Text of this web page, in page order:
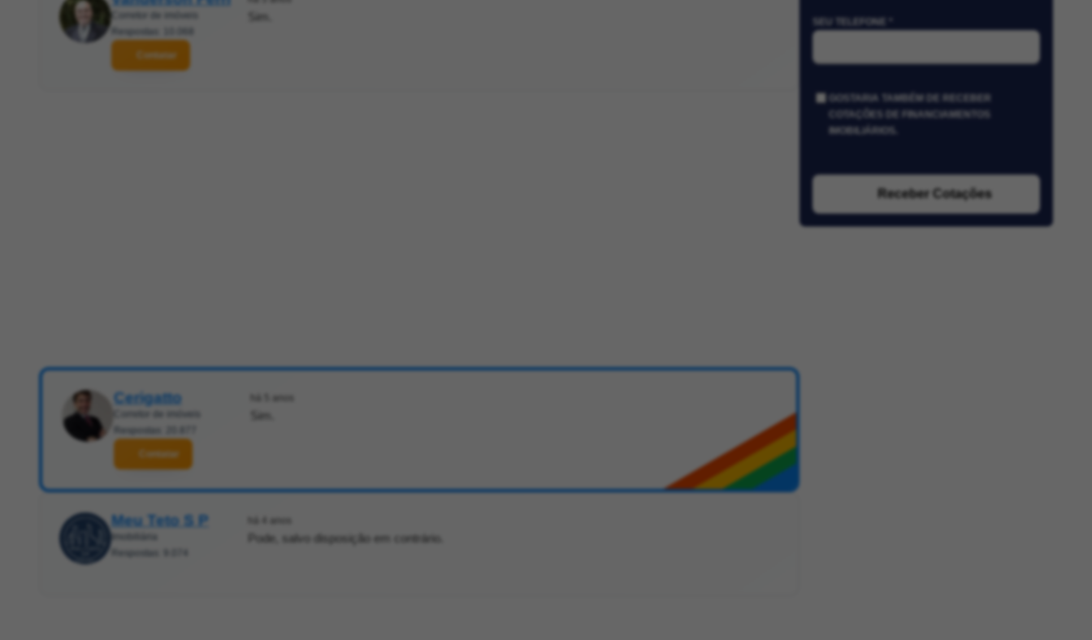
Contatar
Sim.
Cerigatto
Contatar
Sim.
Meu Teto S P
Pode, salvo disposição em contrário.
SEU TELEFONE *
GOSTARIA TAMBÉM DE RECEBER
COTAÇÕES DE FINANCIAMENTOS
IMOBILIÁRIOS.
Receber Cotações